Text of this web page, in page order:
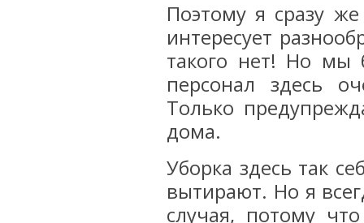
Поэтому я сразу
интересует
такого нет! Но мы
персонал здесь
Только
дома.
Уборка здесь так
вытирают. Но я
случая, потому